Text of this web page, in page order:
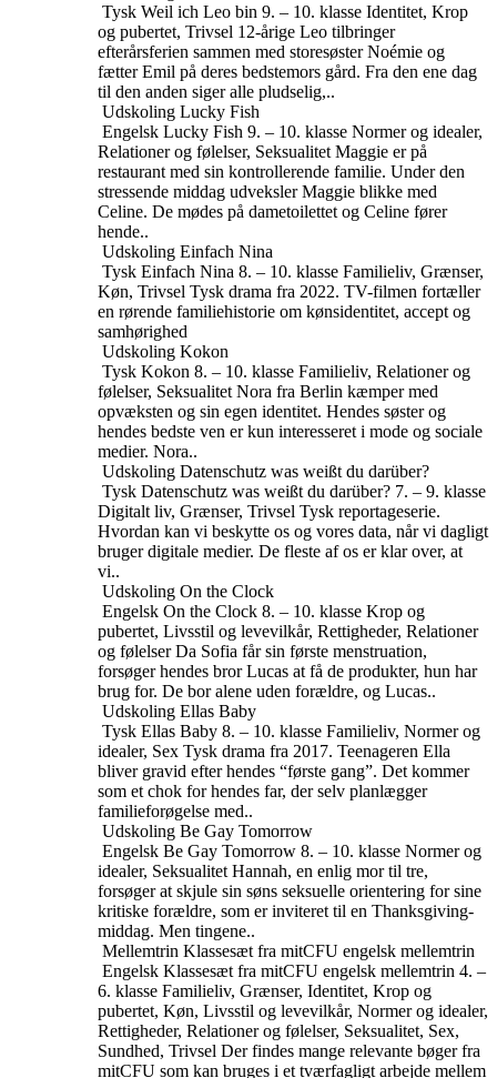
Tysk Weil ich Leo bin 9. – 10. klasse Identitet, Krop
og pubertet, Trivsel 12-årige Leo tilbringer
efterårsferien sammen med storesøster Noémie og
fætter Emil på deres bedstemors gård. Fra den ene dag
til den anden siger alle pludselig,..
Udskoling Lucky Fish
Engelsk Lucky Fish 9. – 10. klasse Normer og idealer,
Relationer og følelser, Seksualitet Maggie er på
restaurant med sin kontrollerende familie. Under den
stressende middag udveksler Maggie blikke med
Celine. De mødes på dametoilettet og Celine fører
hende..
Udskoling Einfach Nina
Tysk Einfach Nina 8. – 10. klasse Familieliv, Grænser,
Køn, Trivsel Tysk drama fra 2022. TV-filmen fortæller
en rørende familiehistorie om kønsidentitet, accept og
samhørighed
Udskoling Kokon
Tysk Kokon 8. – 10. klasse Familieliv, Relationer og
følelser, Seksualitet Nora fra Berlin kæmper med
opvæksten og sin egen identitet. Hendes søster og
hendes bedste ven er kun interesseret i mode og sociale
medier. Nora..
Udskoling Datenschutz was weißt du darüber?
Tysk Datenschutz was weißt du darüber? 7. – 9. klasse
Digitalt liv, Grænser, Trivsel Tysk reportageserie.
Hvordan kan vi beskytte os og vores data, når vi dagligt
bruger digitale medier. De fleste af os er klar over, at
vi..
Udskoling On the Clock
Engelsk On the Clock 8. – 10. klasse Krop og
pubertet, Livsstil og levevilkår, Rettigheder, Relationer
og følelser Da Sofia får sin første menstruation,
forsøger hendes bror Lucas at få de produkter, hun har
brug for. De bor alene uden forældre, og Lucas..
Udskoling Ellas Baby
Tysk Ellas Baby 8. – 10. klasse Familieliv, Normer og
idealer, Sex Tysk drama fra 2017. Teenageren Ella
bliver gravid efter hendes “første gang”. Det kommer
som et chok for hendes far, der selv planlægger
familieforøgelse med..
Udskoling Be Gay Tomorrow
Engelsk Be Gay Tomorrow 8. – 10. klasse Normer og
idealer, Seksualitet Hannah, en enlig mor til tre,
forsøger at skjule sin søns seksuelle orientering for sine
kritiske forældre, som er inviteret til en Thanksgiving-
middag. Men tingene..
Mellemtrin Klassesæt fra mitCFU engelsk mellemtrin
Engelsk Klassesæt fra mitCFU engelsk mellemtrin 4. –
6. klasse Familieliv, Grænser, Identitet, Krop og
pubertet, Køn, Livsstil og levevilkår, Normer og idealer,
Rettigheder, Relationer og følelser, Seksualitet, Sex,
Sundhed, Trivsel Der findes mange relevante bøger fra
mitCFU som kan bruges i et tværfagligt arbejde mellem